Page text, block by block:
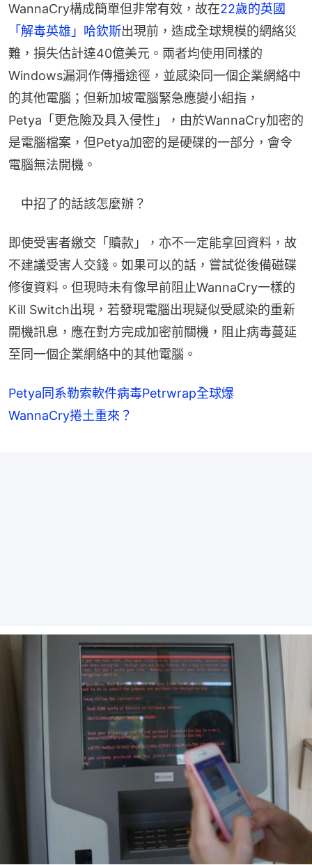
WannaCry構成簡單但非常有效，故在22歲的英國
「解毒英雄」哈欽斯出現前，造成全球規模的網絡災
難，損失估計達40億美元。兩者均使用同樣的
Windows漏洞作傳播途徑，並感染同一個企業網絡中
的其他電腦；但新加坡電腦緊急應變小組指，
Petya「更危險及具入侵性」，由於WannaCry加密的
是電腦檔案，但Petya加密的是硬碟的一部分，會令
電腦無法開機。
中招了的話該怎麼辦？
即使受害者繳交「贖款」，亦不一定能拿回資料，故
不建議受害人交錢。如果可以的話，嘗試從後備磁碟
修復資料。但現時未有像早前阻止WannaCry一樣的
Kill Switch出現，若發現電腦出現疑似受感染的重新
開機訊息，應在對方完成加密前關機，阻止病毒蔓延
至同一個企業網絡中的其他電腦。
Petya同系勒索軟件病毒Petrwrap全球爆
WannaCry捲土重來？